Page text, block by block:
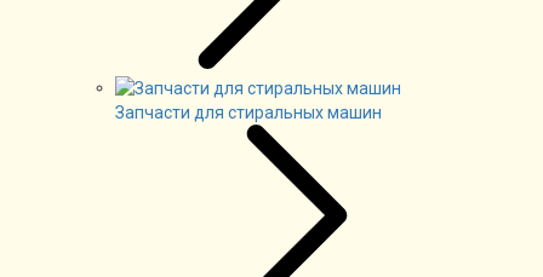
Запчасти для стиральных машин